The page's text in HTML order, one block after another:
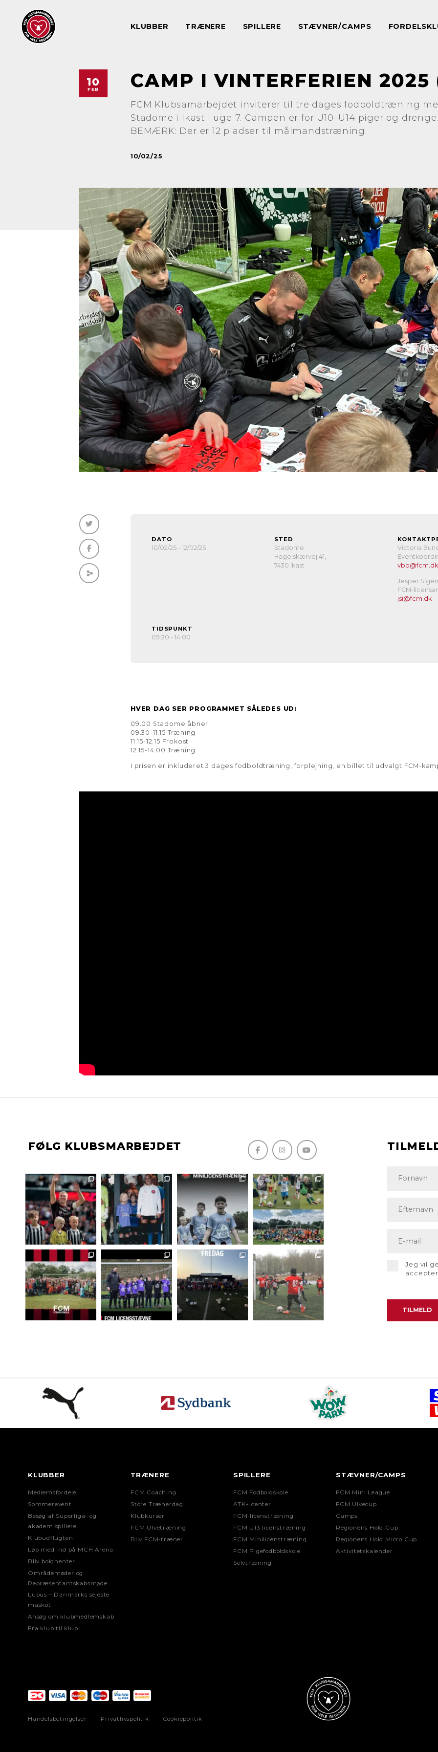
KLUBBER TRÆNERE SPILLERE STÆVNER/CAMPS
10
FEB CAMP I VINTERFERIEN 2025
FCM Klubsamarbejdet inviterer til tre dages fodboldtræning
Stadome i Ikast i uge 7. Campen er for U10–U14 piger og drenge.
BEMÆRK: Der er 12 pladser til målmandstræning.
10/02/25
DATO
10/02/25 - 12/02/25
STED
Stadome
Hagelskærvej 41,
7430 Ikast
Victoria
vbo@fcm.dk
Jesper Sigen
FCM-
jsi@fcm.dk
TIDSPUNKT
09:30 - 14:00
HVER DAG SER PROGRAMMET SÅLEDES UD:
09.00 Stadome åbner
09.30-11.15 Træning
11.15-12.15 Frokost
12.15-14.00 Træning
I prisen er inkluderet 3 dages fodboldtræning, forplejning, en billet til udvalgt FCM-
FØLG KLUBSMARBEJDET
Jeg vil
KLUBBER
Medlemsfordele
Sommerevent
Besøg af Superliga- og
akademispillere
Klubudflugten
Løb med ind på MCH Arena
Bliv boldhenter
Områdemøder og
Repræsentantskabsmøde
Lupus – Danmarks sejeste
maskot
Ansøg om klubmedlemskab
Fra klub til klub
TRÆNERE
FCM Coaching
Store Trænerdag
Klubkurser
FCM Ulvetræning
Bliv FCM-træner
SPILLERE
FCM Fodboldskole
ATK+ center
FCM-licenstræning
FCM U13 licenstræning
FCM Minilicenstræning
FCM Pigefodboldskole
Selvtræning
STÆVNER/CAMPS
FCM Mini League
FCM Ulvecup
Camps
Regionens Hold Cup
Regionens Hold Micro Cup
Aktivitetskalender
Handelsbetingelser Privatlivspolitik Cookiepolitik